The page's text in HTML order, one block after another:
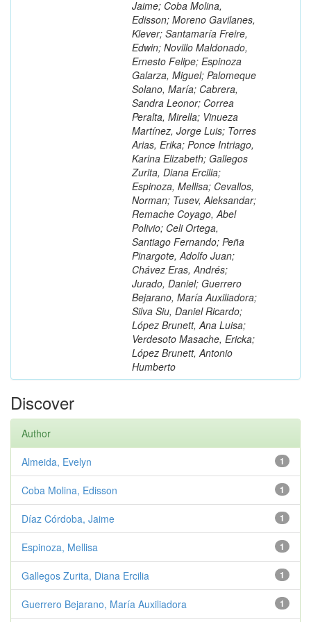
Jaime; Coba Molina,
Edisson; Moreno Gavilanes,
Klever; Santamaría Freire,
Edwin; Novillo Maldonado,
Ernesto Felipe; Espinoza
Galarza, Miguel; Palomeque
Solano, María; Cabrera,
Sandra Leonor; Correa
Peralta, Mirella; Vinueza
Martínez, Jorge Luis; Torres
Arias, Erika; Ponce Intriago,
Karina Elizabeth; Gallegos
Zurita, Diana Ercilia;
Espinoza, Mellisa; Cevallos,
Norman; Tusev, Aleksandar;
Remache Coyago, Abel
Polivio; Celi Ortega,
Santiago Fernando; Peña
Pinargote, Adolfo Juan;
Chávez Eras, Andrés;
Jurado, Daniel; Guerrero
Bejarano, María Auxiliadora;
Silva Siu, Daniel Ricardo;
López Brunett, Ana Luisa;
Verdesoto Masache, Ericka;
López Brunett, Antonio
Humberto
Discover
Author
1
Almeida, Evelyn
1
Coba Molina, Edisson
1
Díaz Córdoba, Jaime
1
Espinoza, Mellisa
1
Gallegos Zurita, Diana Ercilia
1
Guerrero Bejarano, María Auxiliadora